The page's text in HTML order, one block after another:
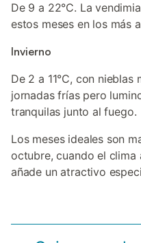
De 9 a 22°C. La
estos meses en los más
Invierno
De 2 a 11°C, con
jornadas frías pero
tranquilas junto al fuego.
Los meses ideales son
octubre, cuando el clima
añade un atractivo